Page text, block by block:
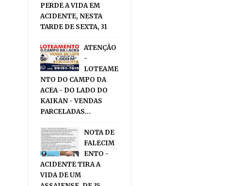
PERDE A VIDA EM
ACIDENTE, NESTA
TARDE DE SEXTA, 31
ATENÇÃO
-
LOTEAME
NTO DO CAMPO DA
ACEA - DO LADO DO
KAIKAN - VENDAS
PARCELADAS...
NOTA DE
FALECIM
ENTO -
ACIDENTE TIRA A
VIDA DE UM